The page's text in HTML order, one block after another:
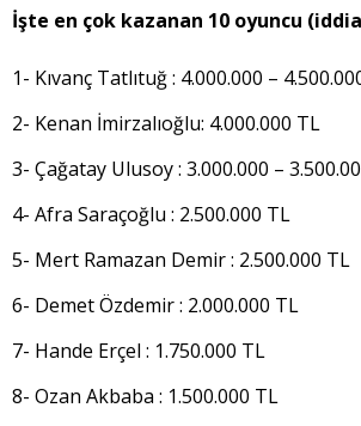
İşte en çok kazanan 10 oyuncu
1- Kıvanç Tatlıtuğ : 4.000.000 –
2- Kenan İmirzalıoğlu: 4.000.000 TL
3- Çağatay Ulusoy : 3.000.000 –
4- Afra Saraçoğlu : 2.500.000 TL
5- Mert Ramazan Demir : 2.500.000 TL
6- Demet Özdemir : 2.000.000 TL
7- Hande Erçel : 1.750.000 TL
8- Ozan Akbaba : 1.500.000 TL